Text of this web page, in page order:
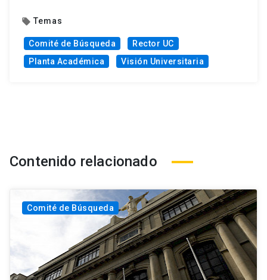
local_offer Temas
Comité de Búsqueda
Rector UC
Planta Académica
Visión Universitaria
Contenido relacionado
Comité de Búsqueda